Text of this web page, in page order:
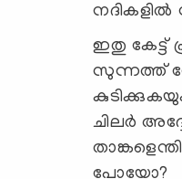
നദികളിൽ
ഇതു
സുന്നത്ത്
ചിലര്‍
പോയോ?